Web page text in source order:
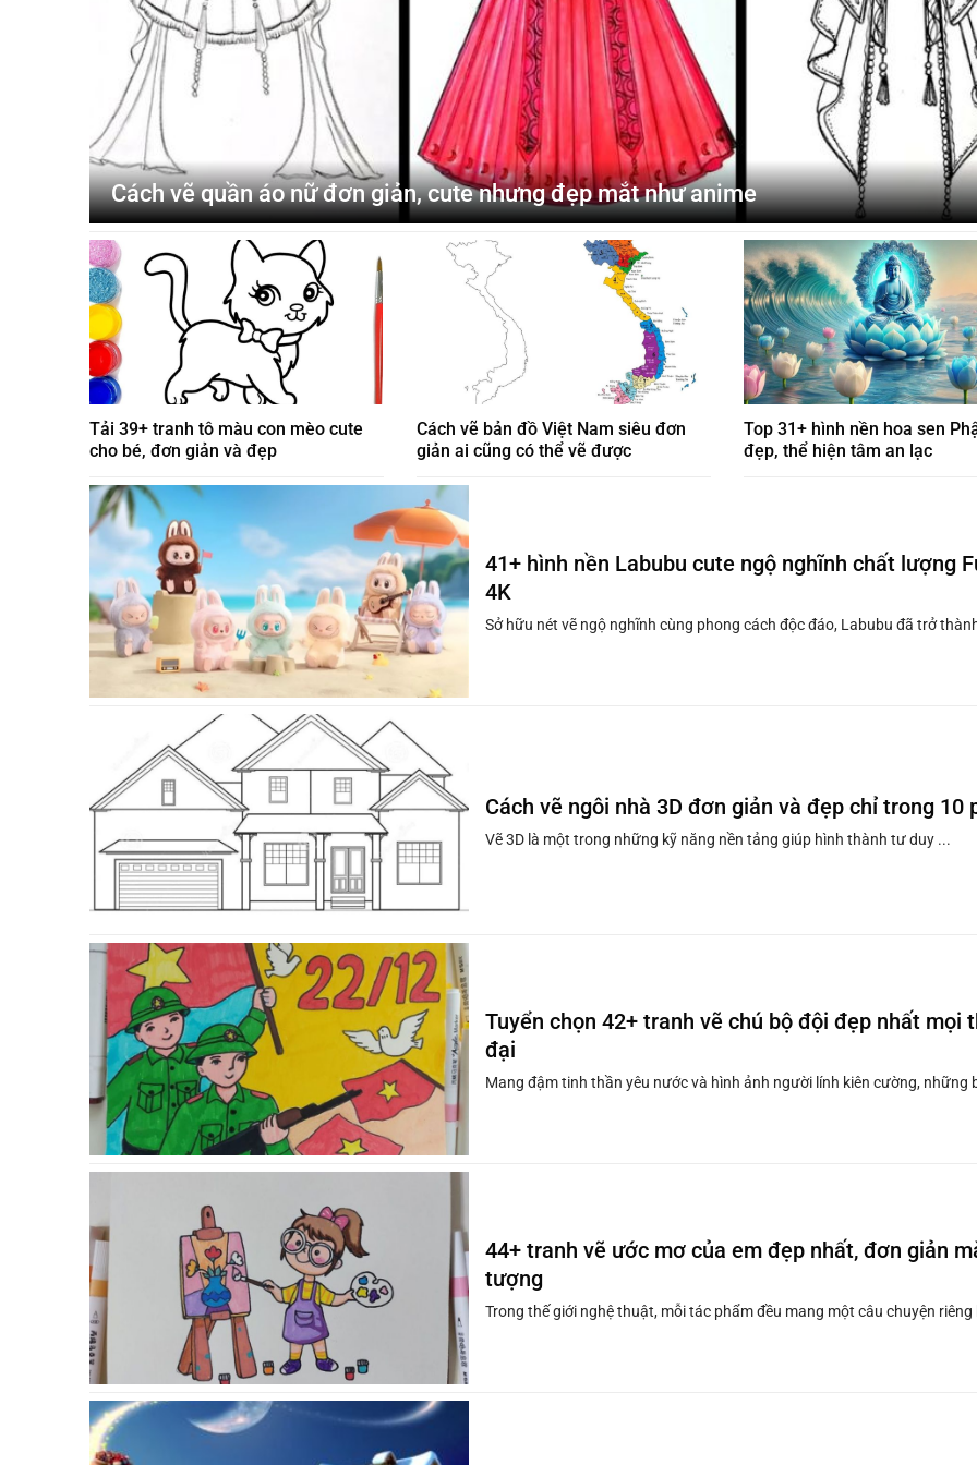
Cách vẽ quần áo nữ đơn giản, cute nhưng đẹp mắt như anime
Tải 39+ tranh tô màu con mèo cute
cho bé, đơn giản và đẹp
Cách vẽ bản đồ Việt Nam siêu đơn
giản ai cũng có thể vẽ được
Top 31+ hình nền hoa sen
đẹp, thể hiện tâm an lạc
41+ hình nền Labubu cute ngộ nghĩnh chất lượng
4K
Sở hữu nét vẽ ngộ nghĩnh cùng phong cách độc đáo, Labubu đã trở
Cách vẽ ngôi nhà 3D đơn giản và đẹp chỉ trong 10
Vẽ 3D là một trong những kỹ năng nền tảng giúp hình thành tư duy ...
Tuyển chọn 42+ tranh vẽ chú bộ đội đẹp nhất mọi
đại
Mang đậm tinh thần yêu nước và hình ảnh người lính kiên cường, những
44+ tranh vẽ ước mơ của em đẹp nhất, đơn giản
tượng
Trong thế giới nghệ thuật, mỗi tác phẩm đều mang một câu chuyện riêng